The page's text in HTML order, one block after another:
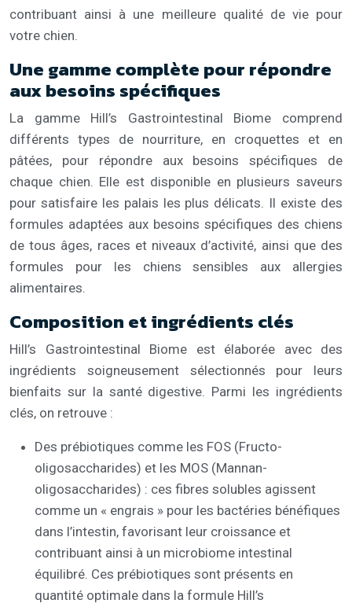
contribuant ainsi à une meilleure qualité de vie pour
votre chien.
Une gamme complète pour répondre
aux besoins spécifiques
La gamme Hill’s Gastrointestinal Biome comprend
différents types de nourriture, en croquettes et en
pâtées, pour répondre aux besoins spécifiques de
chaque chien. Elle est disponible en plusieurs saveurs
pour satisfaire les palais les plus délicats. Il existe des
formules adaptées aux besoins spécifiques des chiens
de tous âges, races et niveaux d’activité, ainsi que des
formules pour les chiens sensibles aux allergies
alimentaires.
Composition et ingrédients clés
Hill’s Gastrointestinal Biome est élaborée avec des
ingrédients soigneusement sélectionnés pour leurs
bienfaits sur la santé digestive. Parmi les ingrédients
clés, on retrouve :
Des prébiotiques comme les FOS (Fructo-
oligosaccharides) et les MOS (Mannan-
oligosaccharides) : ces fibres solubles agissent
comme un « engrais » pour les bactéries bénéfiques
dans l’intestin, favorisant leur croissance et
contribuant ainsi à un microbiome intestinal
équilibré. Ces prébiotiques sont présents en
quantité optimale dans la formule Hill’s